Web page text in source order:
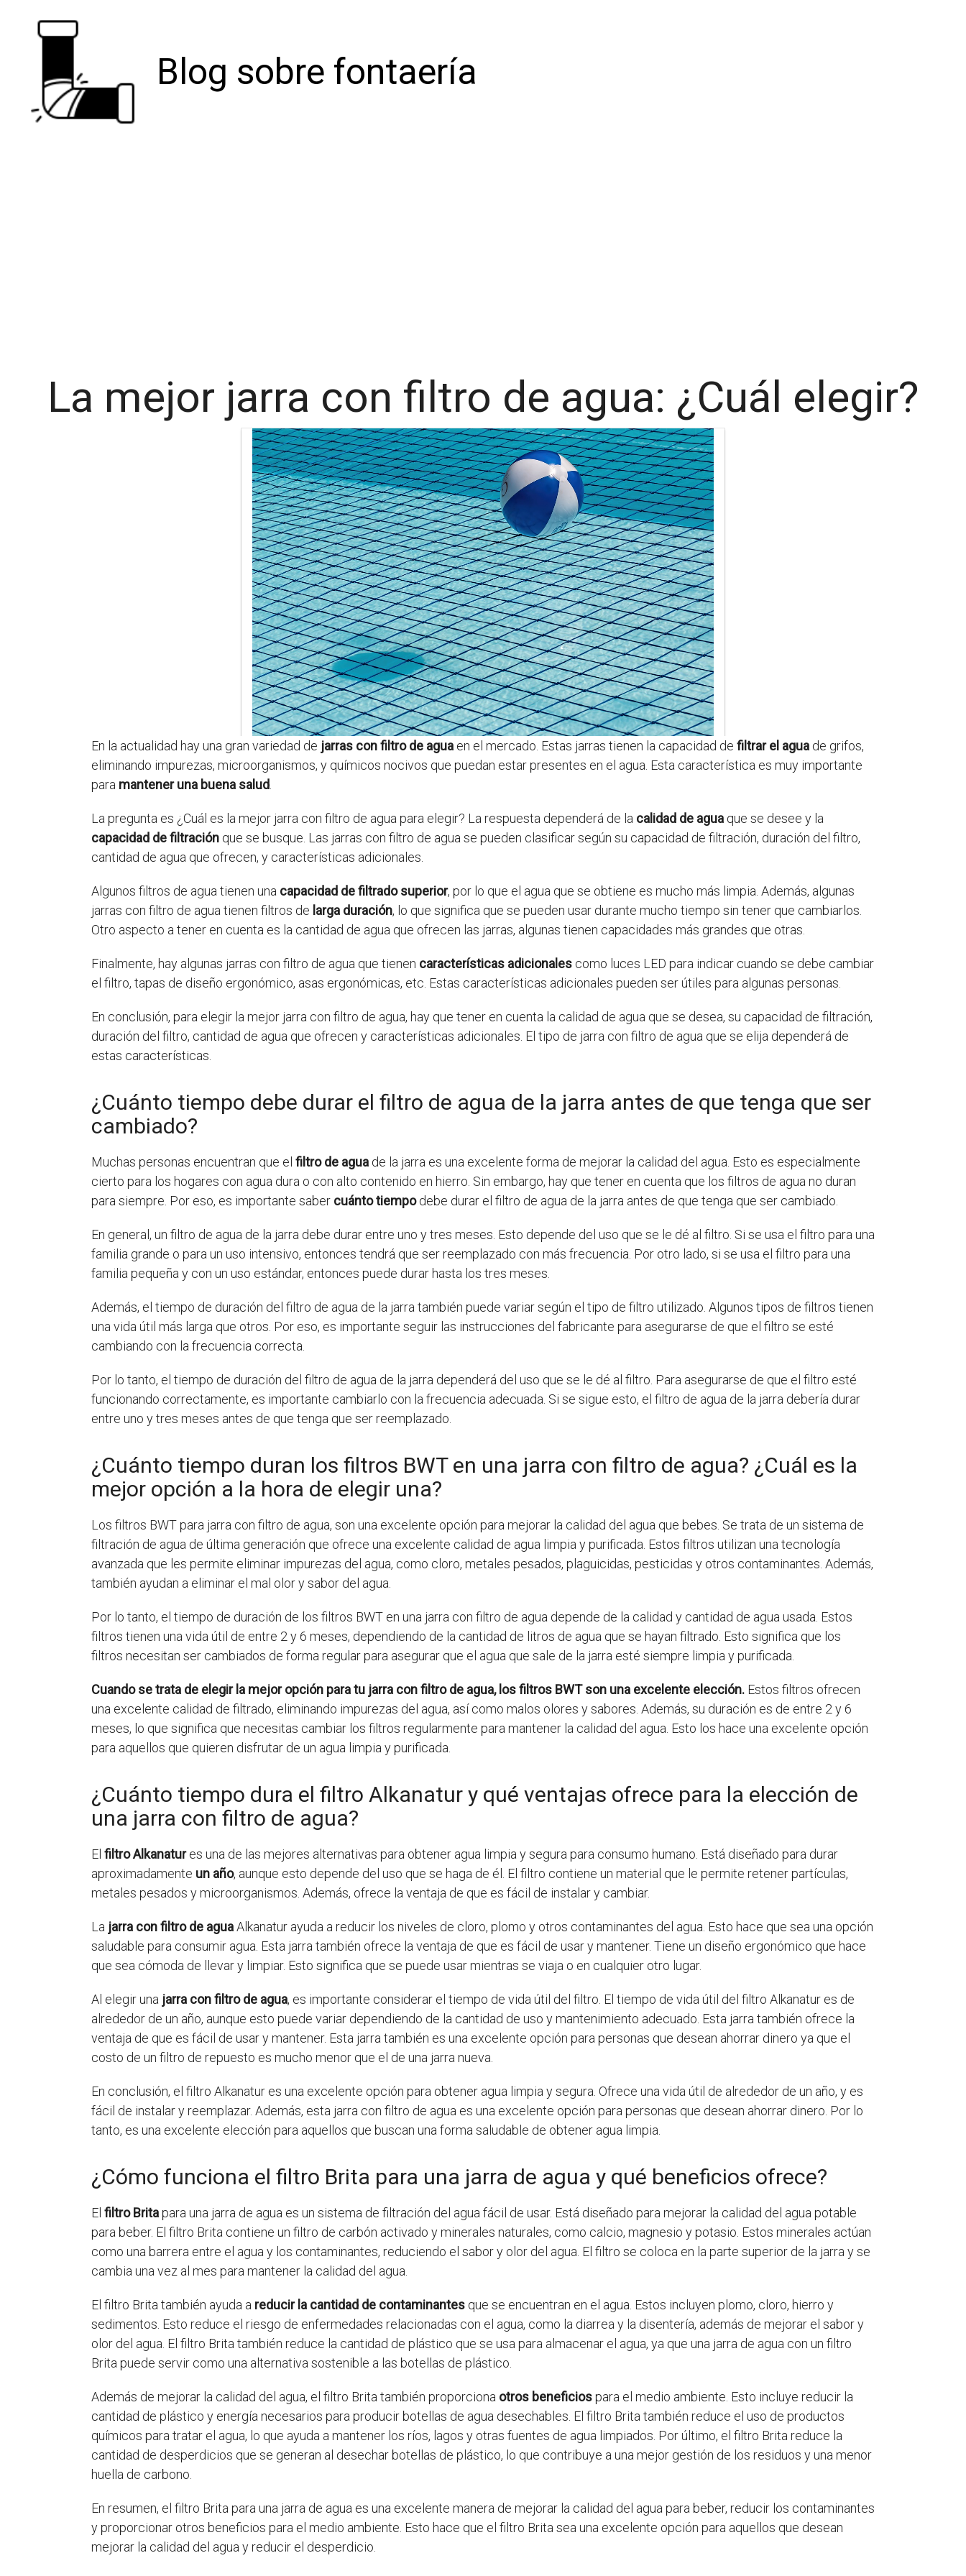
Blog sobre fontaería
La mejor jarra con filtro de agua: ¿Cuál elegir?
En la actualidad hay una gran variedad de jarras con filtro de agua en el mercado. Estas jarras tienen la capacidad de filtrar el agua de grifos,
eliminando impurezas, microorganismos, y químicos nocivos que puedan estar presentes en el agua. Esta característica es muy importante
para mantener una buena salud
La pregunta es ¿Cuál es la mejor jarra con filtro de agua para elegir? La respuesta dependerá de la calidad de agua que se desee y la
capacidad de filtración que se busque. Las jarras con filtro de agua se pueden clasificar según su capacidad de filtración, duración del filtro,
cantidad de agua que ofrecen, y características adicionales.
Algunos filtros de agua tienen una capacidad de filtrado superior, por lo que el agua que se obtiene es mucho más limpia. Además, algunas
jarras con filtro de agua tienen filtros de larga duración, lo que significa que se pueden usar durante mucho tiempo sin tener que cambiarlos.
Otro aspecto a tener en cuenta es la cantidad de agua que ofrecen las jarras, algunas tienen capacidades más grandes que otras.
Finalmente, hay algunas jarras con filtro de agua que tienen características adicionales como luces LED para indicar cuando se debe cambiar
el filtro, tapas de diseño ergonómico, asas ergonómicas, etc. Estas características adicionales pueden ser útiles para algunas personas.
En conclusión, para elegir la mejor jarra con filtro de agua, hay que tener en cuenta la calidad de agua que se desea, su capacidad de filtración,
duración del filtro, cantidad de agua que ofrecen y características adicionales. El tipo de jarra con filtro de agua que se elija dependerá de
estas características.
¿Cuánto tiempo debe durar el filtro de agua de la jarra antes de que tenga que ser
cambiado?
Muchas personas encuentran que el filtro de agua de la jarra es una excelente forma de mejorar la calidad del agua. Esto es especialmente
cierto para los hogares con agua dura o con alto contenido en hierro. Sin embargo, hay que tener en cuenta que los filtros de agua no duran
para siempre. Por eso, es importante saber cuánto tiempodebe durar el filtro de agua de la jarra antes de que tenga que ser cambiado.
En general, un filtro de agua de la jarra debe durar entre uno y tres meses. Esto depende del uso que se le dé al filtro. Si se usa el filtro para una
familia grande o para un uso intensivo, entonces tendrá que ser reemplazado con más frecuencia. Por otro lado, si se usa el filtro para una
familia pequeña y con un uso estándar, entonces puede durar hasta los tres meses.
Además, el tiempo de duración del filtro de agua de la jarra también puede variar según el tipo de filtro utilizado. Algunos tipos de filtros tienen
una vida útil más larga que otros. Por eso, es importante seguir las instrucciones del fabricante para asegurarse de que el filtro se esté
cambiando con la frecuencia correcta.
Por lo tanto, el tiempo de duración del filtro de agua de la jarra dependerá del uso que se le dé al filtro. Para asegurarse de que el filtro esté
funcionando correctamente, es importante cambiarlo con la frecuencia adecuada. Si se sigue esto, el filtro de agua de la jarra debería durar
entre uno y tres meses antes de que tenga que ser reemplazado.
¿Cuánto tiempo duran los filtros BWT en una jarra con filtro de agua? ¿Cuál es la
mejor opción a la hora de elegir una?
Los filtros BWT para jarra con filtro de agua, son una excelente opción para mejorar la calidad del agua que bebes. Se trata de un sistema de
filtración de agua de última generación que ofrece una excelente calidad de agua limpia y purificada. Estos filtros utilizan una tecnología
avanzada que les permite eliminar impurezas del agua, como cloro, metales pesados, plaguicidas, pesticidas y otros contaminantes. Además,
también ayudan a eliminar el mal olor y sabor del agua.
Por lo tanto, el tiempo de duración de los filtros BWT en una jarra con filtro de agua depende de la calidad y cantidad de agua usada. Estos
filtros tienen una vida útil de entre 2 y 6 meses, dependiendo de la cantidad de litros de agua que se hayan filtrado. Esto significa que los
filtros necesitan ser cambiados de forma regular para asegurar que el agua que sale de la jarra esté siempre limpia y purificada.
Cuando se trata de elegir la mejor opción para tu jarra con filtro de agua, los filtros BWT son una excelente elección. Estos filtros ofrecen
una excelente calidad de filtrado, eliminando impurezas del agua, así como malos olores y sabores. Además, su duración es de entre 2 y 6
meses, lo que significa que necesitas cambiar los filtros regularmente para mantener la calidad del agua. Esto los hace una excelente opción
para aquellos que quieren disfrutar de un agua limpia y purificada.
¿Cuánto tiempo dura el filtro Alkanatur y qué ventajas ofrece para la elección de
una jarra con filtro de agua?
El filtro Alkanatures una de las mejores alternativas para obtener agua limpia y segura para consumo humano. Está diseñado para durar
aproximadamente un año, aunque esto depende del uso que se haga de él. El filtro contiene un material que le permite retener partículas,
metales pesados y microorganismos. Además, ofrece la ventaja de que es fácil de instalar y cambiar.
La jarra con filtro de aguaAlkanatur ayuda a reducir los niveles de cloro, plomo y otros contaminantes del agua. Esto hace que sea una opción
saludable para consumir agua. Esta jarra también ofrece la ventaja de que es fácil de usar y mantener. Tiene un diseño ergonómico que hace
que sea cómoda de llevar y limpiar. Esto significa que se puede usar mientras se viaja o en cualquier otro lugar.
Al elegir una jarra con filtro de agua, es importante considerar el tiempo de vida útil del filtro. El tiempo de vida útil del filtro Alkanatur es de
alrededor de un año, aunque esto puede variar dependiendo de la cantidad de uso y mantenimiento adecuado. Esta jarra también ofrece la
ventaja de que es fácil de usar y mantener. Esta jarra también es una excelente opción para personas que desean ahorrar dinero ya que el
costo de un filtro de repuesto es mucho menor que el de una jarra nueva.
En conclusión, el filtro Alkanatur es una excelente opción para obtener agua limpia y segura. Ofrece una vida útil de alrededor de un año, y es
fácil de instalar y reemplazar. Además, esta jarra con filtro de agua es una excelente opción para personas que desean ahorrar dinero. Por lo
tanto, es una excelente elección para aquellos que buscan una forma saludable de obtener agua limpia.
¿Cómo funciona el filtro Brita para una jarra de agua y qué beneficios ofrece?
El filtro Britapara una jarra de agua es un sistema de filtración del agua fácil de usar. Está diseñado para mejorar la calidad del agua potable
para beber. El filtro Brita contiene un filtro de carbón activado y minerales naturales, como calcio, magnesio y potasio. Estos minerales actúan
como una barrera entre el agua y los contaminantes, reduciendo el sabor y olor del agua. El filtro se coloca en la parte superior de la jarra y se
cambia una vez al mes para mantener la calidad del agua.
El filtro Brita también ayuda a reducir la cantidad de contaminantes que se encuentran en el agua. Estos incluyen plomo, cloro, hierro y
sedimentos. Esto reduce el riesgo de enfermedades relacionadas con el agua, como la diarrea y la disentería, además de mejorar el sabor y
olor del agua. El filtro Brita también reduce la cantidad de plástico que se usa para almacenar el agua, ya que una jarra de agua con un filtro
Brita puede servir como una alternativa sostenible a las botellas de plástico.
Además de mejorar la calidad del agua, el filtro Brita también proporciona otros beneficiospara el medio ambiente. Esto incluye reducir la
cantidad de plástico y energía necesarios para producir botellas de agua desechables. El filtro Brita también reduce el uso de productos
químicos para tratar el agua, lo que ayuda a mantener los ríos, lagos y otras fuentes de agua limpiados. Por último, el filtro Brita reduce la
cantidad de desperdicios que se generan al desechar botellas de plástico, lo que contribuye a una mejor gestión de los residuos y una menor
huella de carbono.
En resumen, el filtro Brita para una jarra de agua es una excelente manera de mejorar la calidad del agua para beber, reducir los contaminantes
y proporcionar otros beneficios para el medio ambiente. Esto hace que el filtro Brita sea una excelente opción para aquellos que desean
mejorar la calidad del agua y reducir el desperdicio.